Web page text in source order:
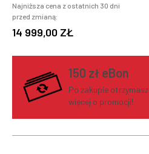
Najniższa cena z ostatnich 30 dni
przed zmianą:
14 999,00 ZŁ
150 zł eBon
Po zakupie otrzymasz
więcej o promocji!